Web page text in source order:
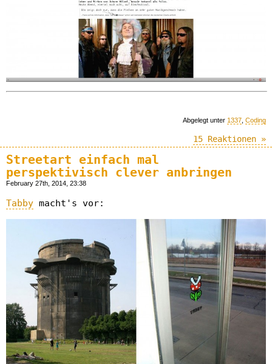
Abgelegt unter 1337 Coding
15 Reaktionen »
Streetart einfach mal
perspektivisch clever anbringen
February 27th, 2014, 23:38
Tabby macht's vor: